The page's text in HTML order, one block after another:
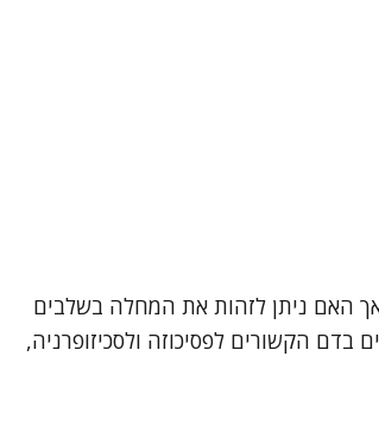
אך האם ניתן לזהות את המחלה בשלבים
הקשורים לפסיכוזה ולסכיזופרניה,